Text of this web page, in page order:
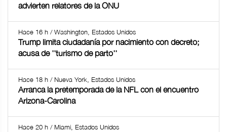
advierten relatores de la ONU
Hace 16 h / Washington, Estados Unidos
Trump limita ciudadanía por nacimiento con decreto;
acusa de ''turismo de parto''
Hace 18 h / Nueva York, Estados Unidos
Arranca la pretemporada de la NFL con el encuentro
Arizona-Carolina
Hace 20 h / Miami, Estados Unidos